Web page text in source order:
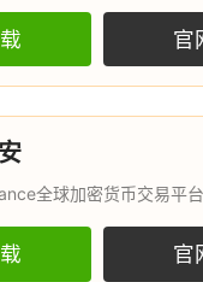
官
全球加密货币交易平台
官